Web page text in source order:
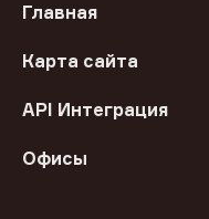
Главная
Карта сайта
API Интеграция
Офисы